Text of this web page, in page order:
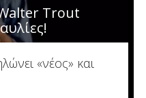
Trout
«νέος» και